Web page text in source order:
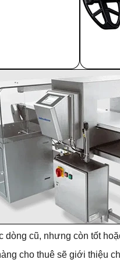
dòng cũ, nhưng còn tốt
cho thuê sẽ giới thiệu